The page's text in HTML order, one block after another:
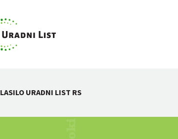
LASILO URADNI LIST RS